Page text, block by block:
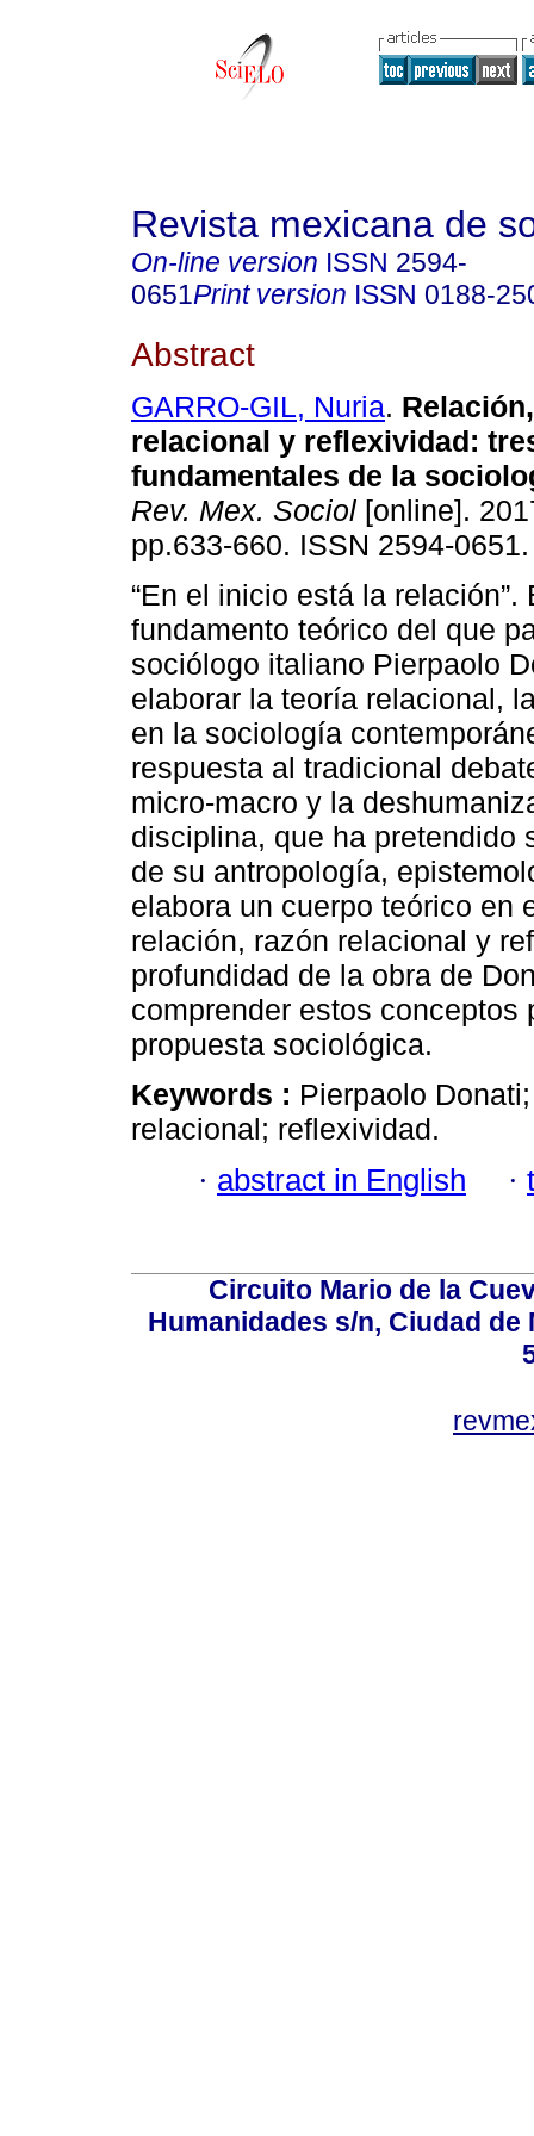
Revista mexicana de
On-line version ISSN 2594-
0651Print version ISSN 0188-
Abstract
GARRO-GIL, Nuria.
relacional y reflexividad:
fundamentales de la
Rev. Mex. Sociol [online].
pp.633-660. ISSN 2594-0651.
“En el inicio está la relación”.
fundamento teórico del que
sociólogo italiano Pierpaolo
elaborar la teoría relacional,
en la sociología
respuesta al tradicional
micro-macro y la
disciplina, que ha pretendido
de su antropología,
elabora un cuerpo teórico en
relación, razón relacional y
profundidad de la obra de
comprender estos
propuesta sociológica.
Keywords : Pierpaolo
relacional; reflexividad.
· abstract in English ·
Circuito Mario de la
Humanidades s/n, Ciudad de